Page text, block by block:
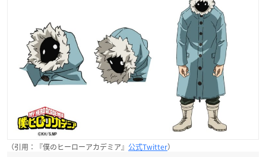
（引用：『僕のヒーローアカデミア』 公式Twitter）